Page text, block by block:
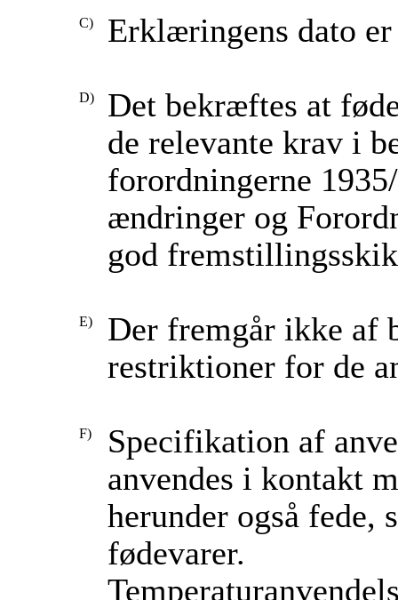
Erklæringens dato
Det bekræftes at
de relevante krav i
forordningerne
ændringer og
god
Der fremgår ikke af
restriktioner for de
Specifikation af
anvendes i kontakt
herunder også fede,
fødevarer.